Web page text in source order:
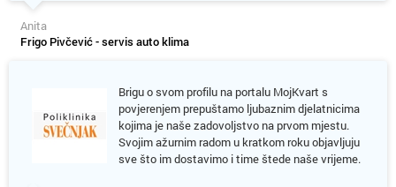
Anita
Frigo Pivčević - servis auto klima
Brigu o svom profilu na portalu MojKvart s
povjerenjem prepuštamo ljubaznim djelatnicima
kojima je naše zadovoljstvo na prvom mjestu.
Svojim ažurnim radom u kratkom roku objavljuju
sve što im dostavimo i time štede naše vrijeme.